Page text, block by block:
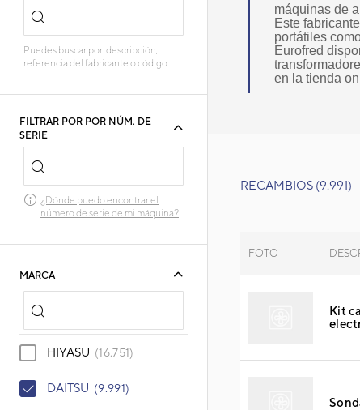
Puedes buscar por: descripción,
referencia del fabricante o código.
FILTRAR POR POR NÚM. DE
SERIE
¿Dónde puedo encontrar el
número de serie de mi máquina?
MARCA
HIYASU (16.751)
DAITSU (9.991)
máquinas de
Este
portátiles
Eurofred
en la tienda
RECAMBIOS (9.991)
FOTO
Kit